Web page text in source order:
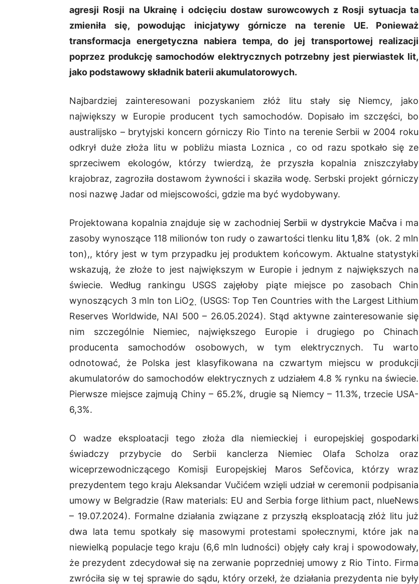
agresji Rosji na Ukrainę i odcięciu dostaw surowcowych z Rosji sytuacja ta
zmieniła się, powodując inicjatywy górnicze na terenie UE. Ponieważ
transformacja energetyczna nabiera tempa, do jej transportowej realizacji
poprzez produkcję samochodów elektrycznych potrzebny jest pierwiastek lit,
jako podstawowy składnik baterii akumulatorowych.
Najbardziej zainteresowani pozyskaniem złóż litu stały się Niemcy, jako
największy w Europie producent tych samochodów. Dopisało im szczęści, bo
australijsko – brytyjski koncern górniczy Rio Tinto na terenie Serbii w 2004 roku
odkrył duże złoża litu w pobliżu miasta Loznica , co od razu spotkało się ze
sprzeciwem ekologów, którzy twierdzą, że przyszła kopalnia zniszczyłaby
krajobraz, zagroziła dostawom żywności i skaziła wodę. Serbski projekt górniczy
nosi nazwę Jadar od miejscowości, gdzie ma być wydobywany.
Projektowana kopalnia znajduje się w zachodniej Serbii w dystrykcie Mačva i ma
zasoby wynoszące 118 milionów ton rudy o zawartości tlenku litu 1,8%
(ok. 2 mln
ton),, który jest w tym przypadku jej produktem końcowym. Aktualne statystyki
wskazują, że złoże to jest największym w Europie i jednym z największych na
świecie. Według rankingu USGS zajęłoby piąte miejsce po zasobach Chin
wynoszących 3 mln ton LiO2. (USGS: Top Ten Countries with the Largest Lithium
Reserves Worldwide, NAI 500 – 26.05.2024). Stąd aktywne zainteresowanie się
nim szczególnie Niemiec, największego Europie i drugiego po Chinach
producenta samochodów osobowych, w tym elektrycznych. Tu warto
odnotować, że Polska jest klasyfikowana na czwartym miejscu w produkcji
akumulatorów do samochodów elektrycznych z udziałem 4.8 % rynku na świecie.
Pierwsze miejsce zajmują Chiny – 65.2%, drugie są Niemcy – 11.3%, trzecie USA-
6,3%.
O wadze eksploatacji tego złoża dla niemieckiej i europejskiej gospodarki
świadczy przybycie do Serbii kanclerza Niemiec Olafa Scholza oraz
wiceprzewodniczącego Komisji Europejskiej Maros Sefčovica, którzy wraz
prezydentem tego kraju Aleksandar Vučićem wzięli udział w ceremonii podpisania
umowy w Belgradzie (Raw materials: EU and Serbia forge lithium pact, nlueNews
– 19.07.2024). Formalne działania związane z przyszłą eksploatacją złóż litu już
dwa lata temu spotkały się masowymi protestami społecznymi, które jak na
niewielką populacje tego kraju (6,6 mln ludności) objęły cały kraj i spowodowały,
że prezydent zdecydował się na zerwanie poprzedniej umowy z Rio Tinto. Firma
zwróciła się w tej sprawie do sądu, który orzekł, że działania prezydenta nie były